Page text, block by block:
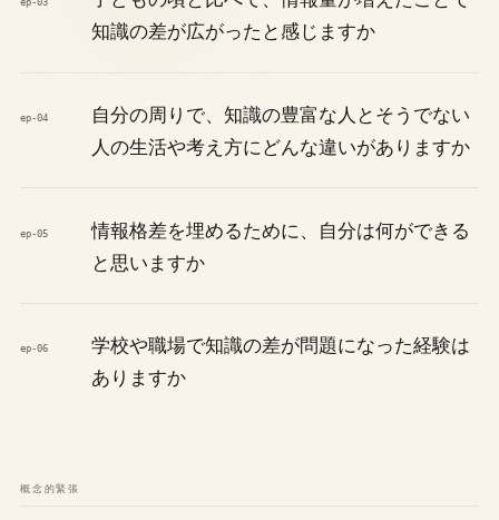
知識の差が広がったと感じますか
ep-04
自分の周りで、知識の豊富な人とそうでない
人の生活や考え方にどんな違いがありますか
ep-05
情報格差を埋めるために、自分は何ができる
と思いますか
ep-06
学校や職場で知識の差が問題になった経験は
ありますか
概念的緊張